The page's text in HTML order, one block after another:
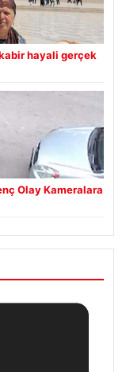
hayali gerçek
Olay Kameralara